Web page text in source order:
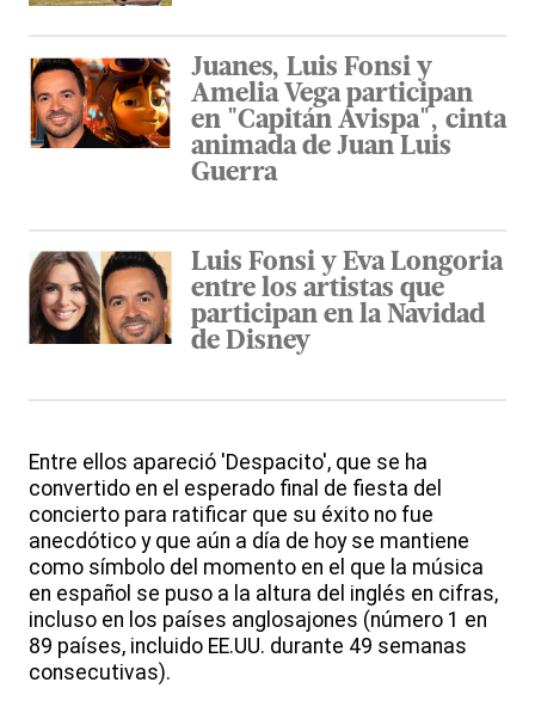
Juanes, Luis Fonsi y
Amelia Vega participan
en "Capitán Avispa", cinta
animada de Juan Luis
Guerra
Luis Fonsi y Eva Longoria
entre los artistas que
participan en la Navidad
de Disney
Entre ellos apareció 'Despacito', que se ha
convertido en el esperado final de fiesta del
concierto para ratificar que su éxito no fue
anecdótico y que aún a día de hoy se mantiene
como símbolo del momento en el que la música
en español se puso a la altura del inglés en cifras,
incluso en los países anglosajones (número 1 en
89 países, incluido EE.UU. durante 49 semanas
consecutivas).